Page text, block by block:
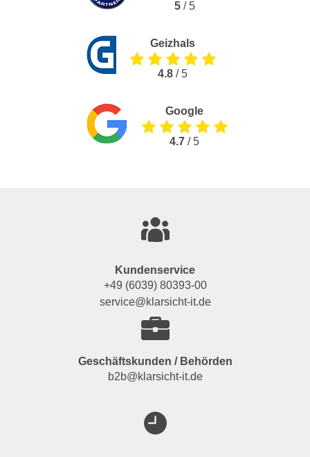
5/ 5
Geizhals
4.8 / 5
Google
4.7 / 5
Kundenservice
+49 (6039) 80393-00
service@klarsicht-it.de
Geschäftskunden / Behörden
b2b@klarsicht-it.de